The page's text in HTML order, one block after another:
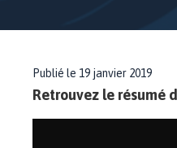
Publié le 19 janvier 2019
Retrouvez le résumé